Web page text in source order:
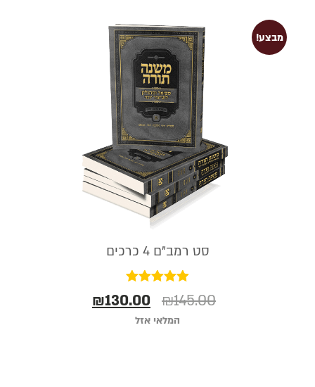
מבצע!
סט רמב"ם 4 כרכים
דורג
5.00
מתוך 5
₪145.00
₪130.00
המלאי אזל